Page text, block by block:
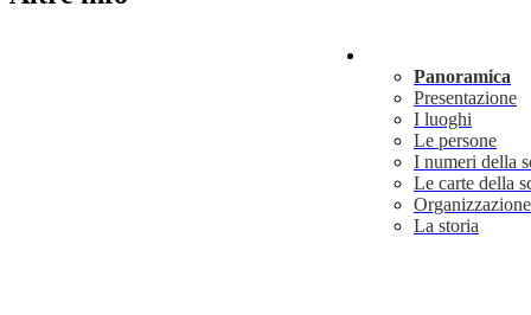
Panoramica
Presentazione
I luoghi
Le persone
I numeri della
Le carte della
Organizzazione
La storia